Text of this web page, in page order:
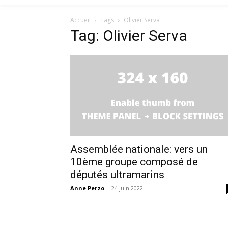
Accueil Tags Olivier Serva
Tag: Olivier Serva
Assemblée nationale: vers un
10ème groupe composé de
députés ultramarins
Anne Perzo - 24 juin 2022